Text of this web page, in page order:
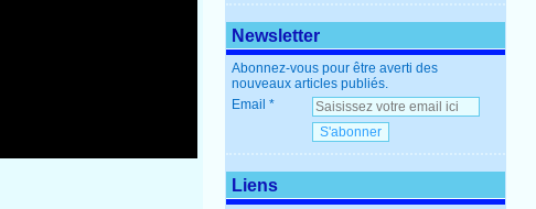
Newsletter
Abonnez-vous pour être averti des
nouveaux articles publiés.
Email
Liens